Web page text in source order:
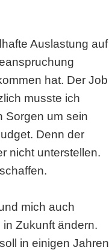
Auslastung auf
hat. Der Job
musste ich
Sorgen um sein
Denn der
nicht unterstellen.
mich auch
Zukunft ändern.
in einigen Jahren